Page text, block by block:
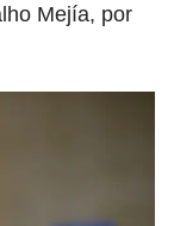
Mejía, por